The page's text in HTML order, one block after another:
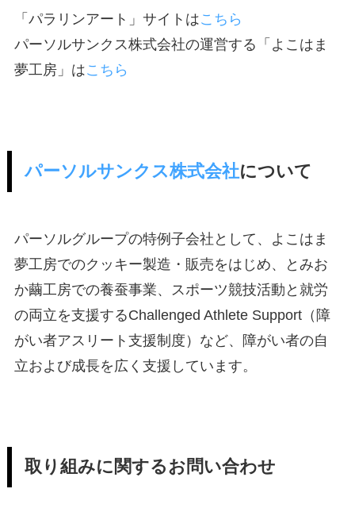
「パラリンアート」サイトはこちら
パーソルサンクス株式会社の運営する「よこはま
夢工房」はこちら
パーソルサンクス株式会社について
パーソルグループの特例子会社として、よこはま
夢工房でのクッキー製造・販売をはじめ、とみお
か繭工房での養蚕事業、スポーツ競技活動と就労
の両立を支援するChallenged Athlete Support（障
がい者アスリート支援制度）など、障がい者の自
立および成長を広く支援しています。
取り組みに関するお問い合わせ